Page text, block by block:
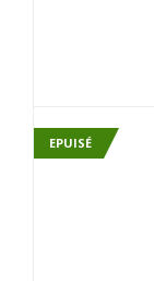
EPUISÉ